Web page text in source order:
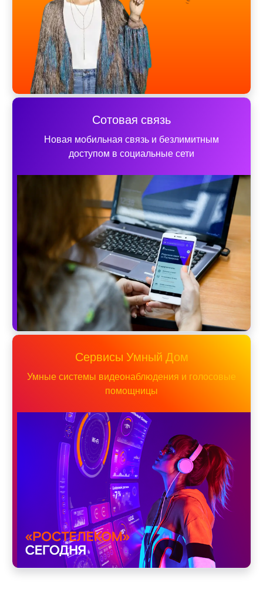
Сотовая связь
Новая мобильная связь и безлимитным
доступом в социальные сети
Сервисы Умный Дом
Умные системы видеонаблюдения и голосовые
помощницы